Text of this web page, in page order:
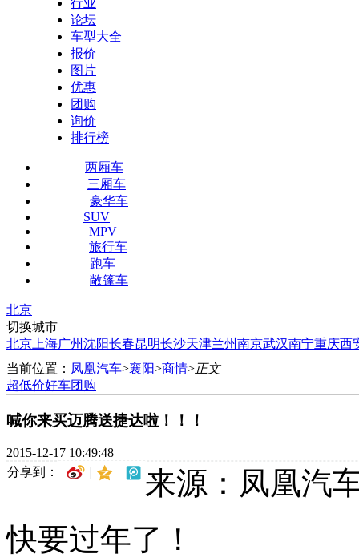
行业
论坛
车型大全
报价
图片
优惠
团购
询价
排行榜
两厢车
三厢车
豪华车
SUV
MPV
旅行车
跑车
敞篷车
北京
切换城市
北京 上海广州沈阳长春昆明长沙天津兰州南京武汉南宁重庆西
当前位置： 凤凰汽车>襄阳>商情>正文
超低价好车团购
喊你来买迈腾送捷达啦！！！
2015-12-17 10:49:48
分享到：
来源：凤凰汽
快要过年了！